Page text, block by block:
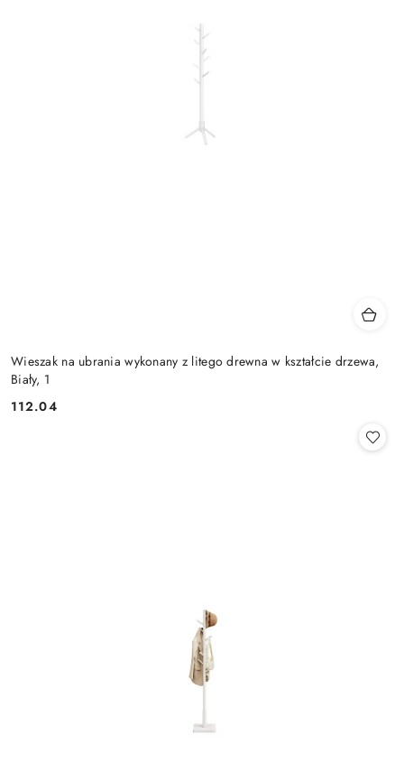
Wieszak na ubrania wykonany z litego drewna w kształcie drzewa,
Biały, 1
Cena:
112.04